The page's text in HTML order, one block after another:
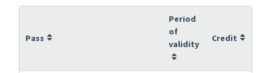
Pass
Period
of
validity
Credit